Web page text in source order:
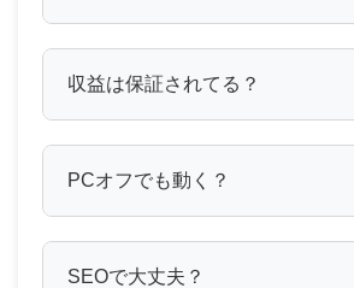
収益は保証されてる？
PCオフでも動く？
SEOで大丈夫？